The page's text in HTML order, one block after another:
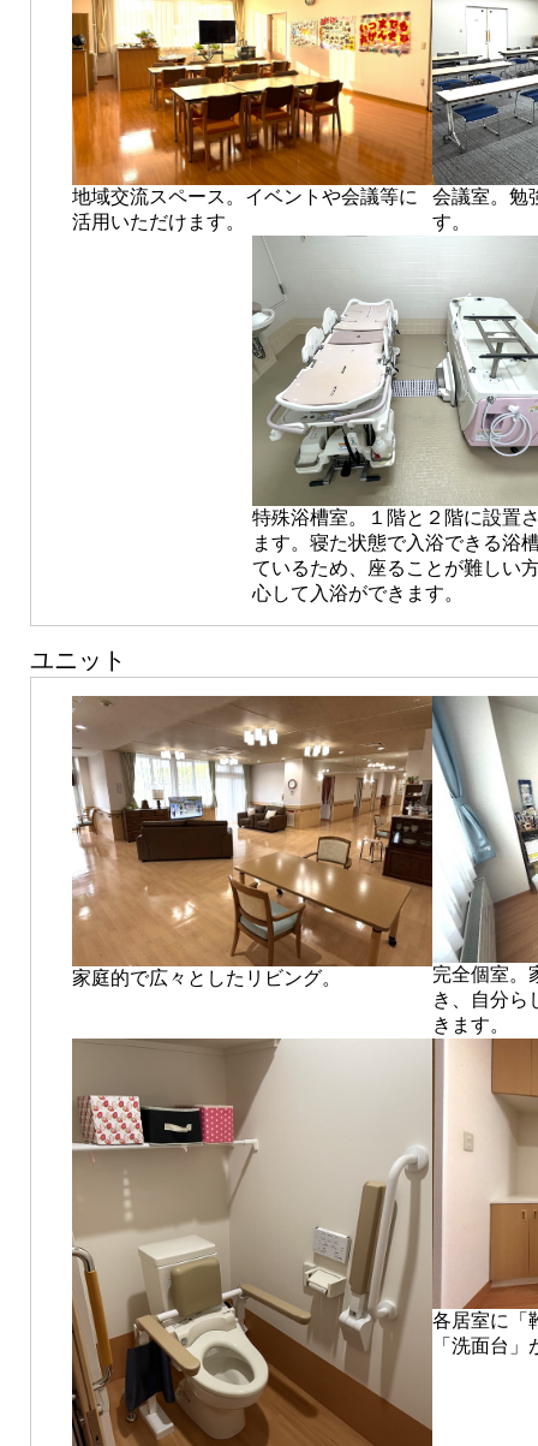
地域交流スペース。イベントや会議等に
活用いただけます。
会議室。勉
す。
特殊浴槽室。１階と２階に設置
ます。寝た状態で入浴できる浴
ているため、座ることが難しい
心して入浴ができます。
ユニット
家庭的で広々としたリビング。
完全個室。
き、自分ら
きます。
各居室に「
「洗面台